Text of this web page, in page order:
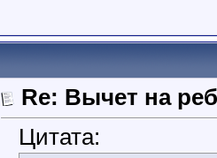
Re: Вычет на
Цитата: